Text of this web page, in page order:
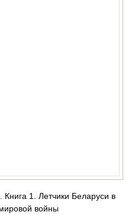
1. Летчики Беларуси в
войны